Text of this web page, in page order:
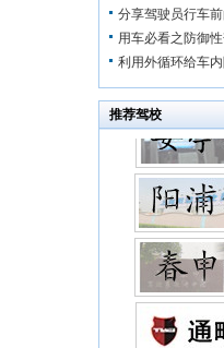
分享驾驶员行车
用车必看之防御
利用外循环给车
推荐驾校